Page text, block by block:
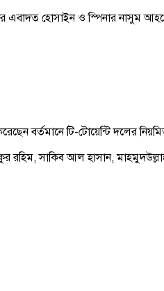
এবাদত হোসাইন ও স্পিনার নাসুম
বর্তমানে টি-টোয়েন্টি দলের
সাকিব আল হাসান,